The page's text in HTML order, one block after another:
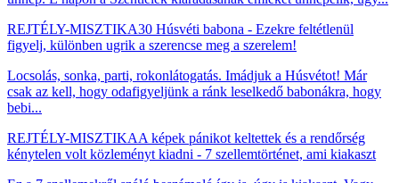
REJTÉLY-MISZTIKA30 Húsvéti babona - Ezekre feltétlenül
figyelj, különben ugrik a szerencse meg a szerelem!
Locsolás, sonka, parti, rokonlátogatás. Imádjuk a Húsvétot! Már
csak az kell, hogy odafigyeljünk a ránk leselkedő babonákra, hogy
bebi...
REJTÉLY-MISZTIKAA képek pánikot keltettek és a rendőrség
kénytelen volt közleményt kiadni - 7 szellemtörténet, ami kiakaszt